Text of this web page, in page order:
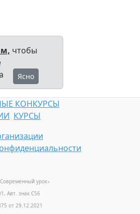
чтобы
Ясно
КОНКУРСЫ
КУРСЫ
урок»
Авт. знак С56
от 29.12.2021